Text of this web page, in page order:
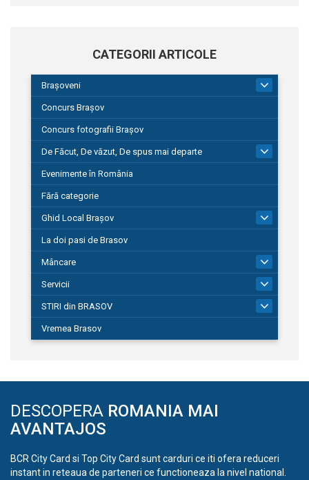
CATEGORII ARTICOLE
Brașoveni
Concurs Brașov
Concurs fotografii Brașov
De Făcut, De văzut, De spus mai departe
149
Evenimente în România
Fără categorie
Ghid Local Brașov
La doi pasi de Brasov
Mâncare
Servicii
STIRI din BRASOV
Vremea Brasov
DESCOPERA ROMANIA MAI
AVANTAJOS
BCR City Card si Top City Card sunt carduri ce iti ofera reduceri
instant in reteaua de parteneri ce functioneaza la nivel national.